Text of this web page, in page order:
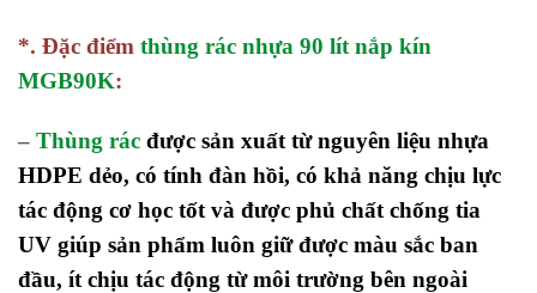
*. Đặc điểm thùng rác nhựa 90 lít nắp kín
MGB90K:
– Thùng rác được sản xuất từ nguyên liệu nhựa
HDPE dẻo, có tính đàn hồi, có khả năng chịu lực
tác động cơ học tốt và được phủ chất chống tia
UV giúp sản phẩm luôn giữ được màu sắc ban
đầu, ít chịu tác động từ môi trường bên ngoài